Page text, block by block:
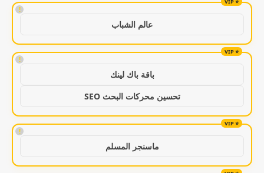
!
عالم الشباب
!
باقة باك لينك
تحسين محركات البحث SEO
!
ماسنجر المسلم